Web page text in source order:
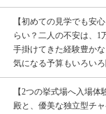
【初めての見学でも安
らい？二人の不安は、1
手掛けてきた経験豊か
気になる予算もいろいろ
【2つの挙式場へ入場
殿と、優美な独立型チ